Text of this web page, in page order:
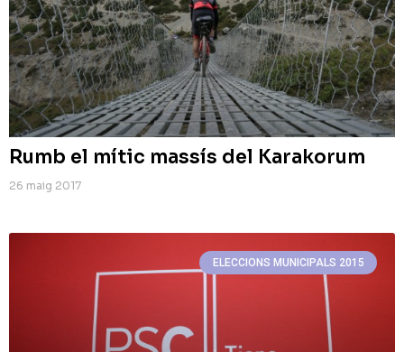
Rumb el mític massís del Karakorum
26 maig 2017
ELECCIONS MUNICIPALS 2015